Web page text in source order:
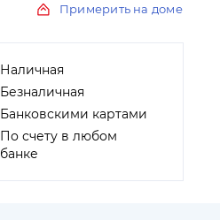
Примерить на доме
Наличная
Безналичная
Банковскими картами
По счету в любом
банке